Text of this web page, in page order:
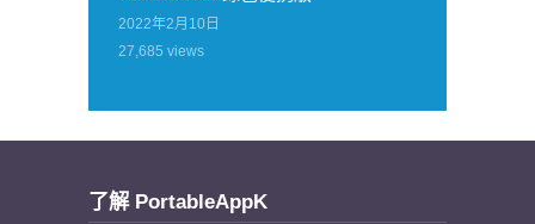
2022年2月10日
27,685 views
了解 PortableAppK